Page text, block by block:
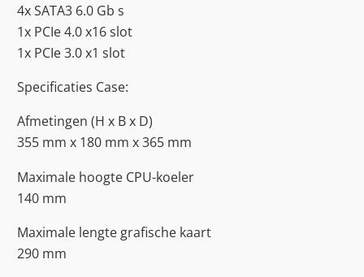
4x SATA3 6.0 Gb s
1x PCIe 4.0 x16 slot
1x PCIe 3.0 x1 slot
Specificaties Case:
Afmetingen (H x B x D)
355 mm x 180 mm x 365 mm
Maximale hoogte CPU-koeler
140 mm
Maximale lengte grafische kaart
290 mm